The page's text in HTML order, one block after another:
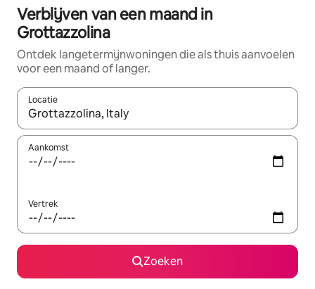
Verblijven van een maand in
Grottazzolina
Ontdek langetermijnwoningen die als thuis aanvoelen
voor een maand of langer.
Locatie
Wanneer er resultaten beschikbaar zijn, maak je een keuze
Aankomst
Vertrek
Zoeken